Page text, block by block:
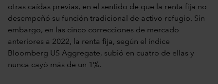
otras caídas previas, en el sentido de que la renta fija no
desempeñó su función tradicional de activo refugio. Sin
embargo, en las cinco correcciones de mercado
anteriores a 2022, la renta fija, según el índice
Bloomberg US Aggregate, subió en cuatro de ellas y
nunca cayó más de un 1%.